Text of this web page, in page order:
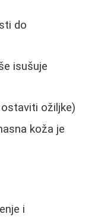
do
isušuje
ožiljke)
koža je
i